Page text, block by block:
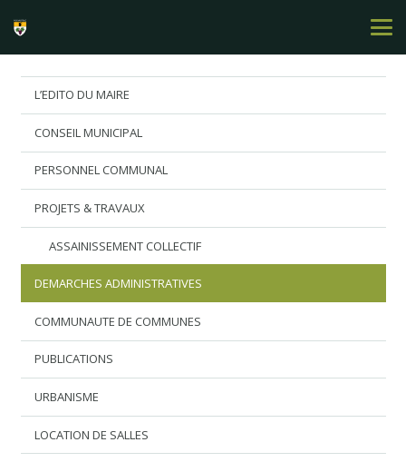
L’EDITO DU MAIRE
CONSEIL MUNICIPAL
PERSONNEL COMMUNAL
PROJETS & TRAVAUX
ASSAINISSEMENT COLLECTIF
DEMARCHES ADMINISTRATIVES
COMMUNAUTE DE COMMUNES
PUBLICATIONS
URBANISME
LOCATION DE SALLES